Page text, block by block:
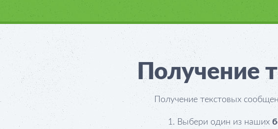
Получение
Получение текстовых
Выбери один из наших